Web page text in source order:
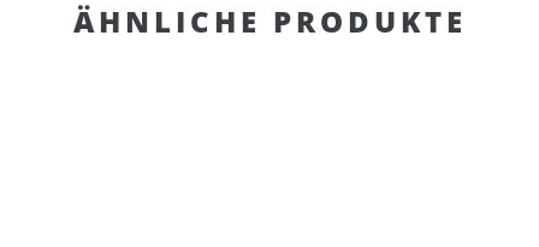
ÄHNLICHE PRODUKTE